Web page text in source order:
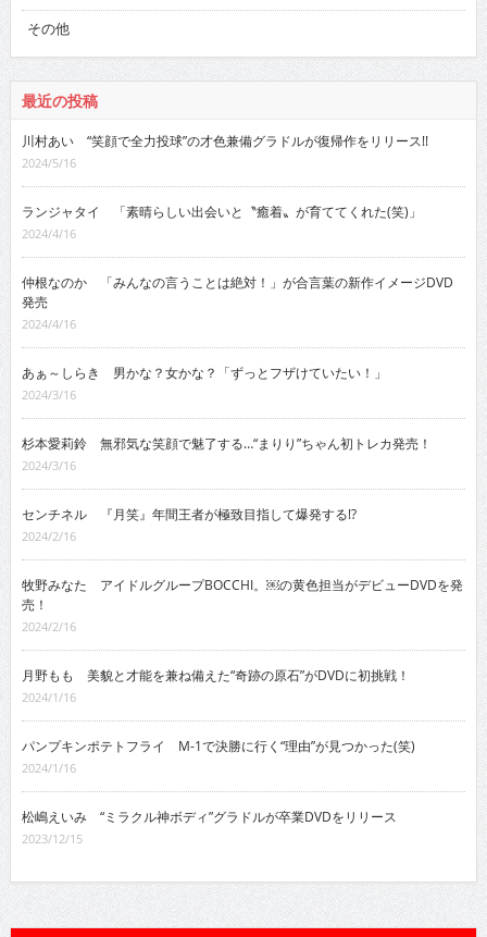
その他
最近の投稿
川村あい “笑顔で全力投球”の才色兼備グラドルが復帰作をリリース!!
2024/5/16
ランジャタイ 「素晴らしい出会いと〝癒着〟が育ててくれた(笑)」
2024/4/16
仲根なのか 「みんなの言うことは絶対！」が合言葉の新作イメージDVD
発売
2024/4/16
あぁ～しらき 男かな？女かな？「ずっとフザけていたい！」
2024/3/16
杉本愛莉鈴 無邪気な笑顔で魅了する…“まりり”ちゃん初トレカ発売！
2024/3/16
センチネル 『月笑』年間王者が極致目指して爆発する!?
2024/2/16
牧野みなた アイドルグループBOCCHI。￼の黄色担当がデビューDVDを発
売！
2024/2/16
月野もも 美貌と才能を兼ね備えた“奇跡の原石”がDVDに初挑戦！
2024/1/16
パンプキンポテトフライ M-1で決勝に行く“理由”が見つかった(笑)
2024/1/16
松嶋えいみ “ミラクル神ボディ”グラドルが卒業DVDをリリース
2023/12/15